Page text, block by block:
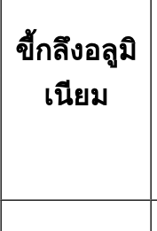
ขี้กลึงอลูมิ
เนียม